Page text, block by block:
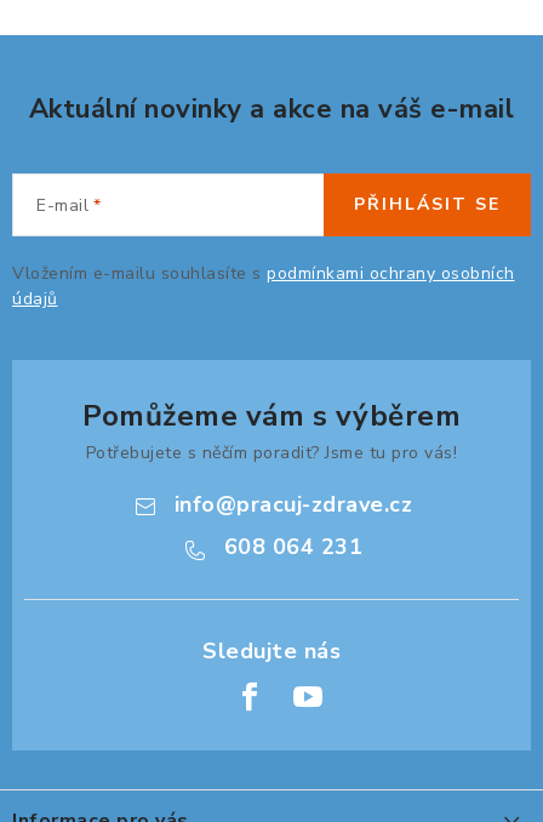
i
u
Aktuální novinky a akce na váš e-mail
E-mail
Vložením e-mailu souhlasíte s podmínkami ochrany osobních
údajů
PŘIHLÁSIT SE
Pomůžeme vám s výběrem
Potřebujete s něčím poradit? Jsme tu pro vás!
info@pracuj-zdrave.cz
608 064 231
á